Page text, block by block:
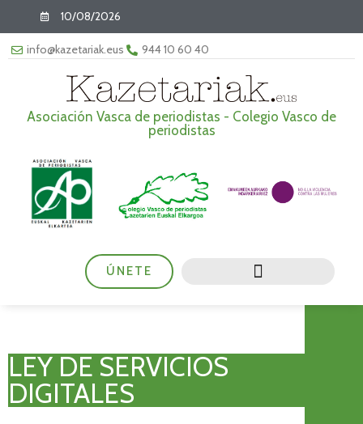
10/08/2026
info@kazetariak.eus 944 10 60 40
Asociación Vasca de periodistas - Colegio Vasco de
periodistas
ÚNETE
LEY DE SERVICIOS
DIGITALES